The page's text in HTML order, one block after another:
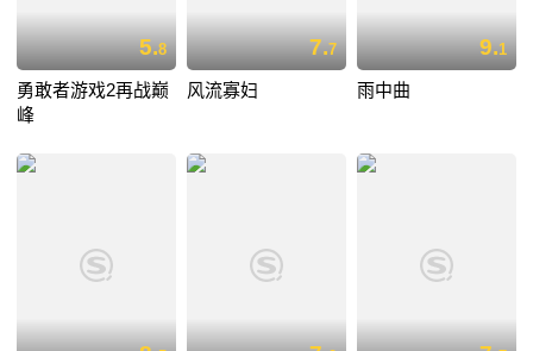
5.8
勇敢者游戏2再战巅
峰
7.7
风流寡妇
9.1
雨中曲